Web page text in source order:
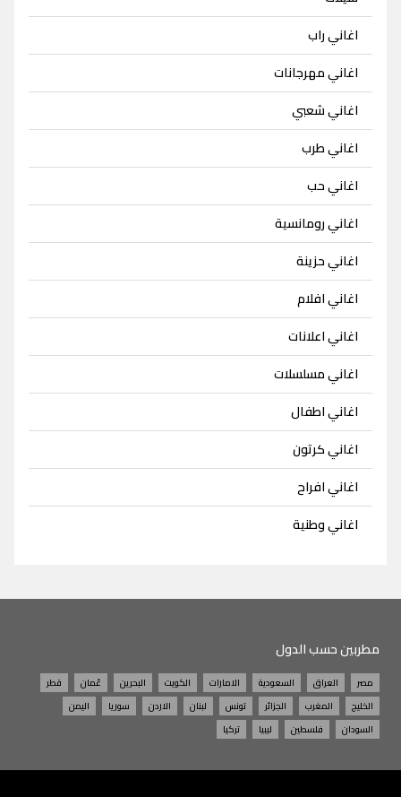
اغاني راب
اغاني مهرجانات
اغاني شعبي
اغاني طرب
اغاني حب
اغاني رومانسية
اغاني حزينة
اغاني افلام
اغاني اعلانات
اغاني مسلسلات
اغاني اطفال
اغاني كرتون
اغاني افراح
اغاني وطنية
مطربين حسب الدول
مصر العراق السعودية الامارات الكويت البحرين عُمان
قطر
الخليج
المغرب الجزائر تونس لبنان الاردن سوريا
اليمن
السودان
فلسطين ليبيا تركيا